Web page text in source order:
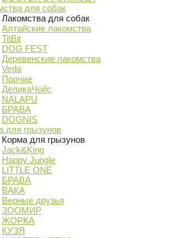
для собак
Лакомства для собак
Алтайские лакомства
TitBit
DOG FEST
Деревенские лакомства
Veda
Прочие
ДеликаЧойс
NALAPU
БРАВА
DOGNIS
для грызунов
Корма для грызунов
Jack&King
Happy Jungle
LITTLE ONE
БРАВА
ВАКА
Верные друзья
ЗООМИР
ЖОРКА
КУЗЯ